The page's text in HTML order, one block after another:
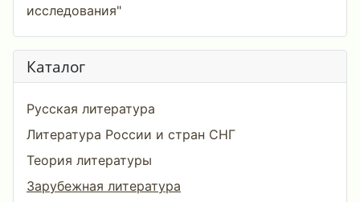
исследования"
Каталог
Русская литература
Литература России и стран СНГ
Теория литературы
Зарубежная литература